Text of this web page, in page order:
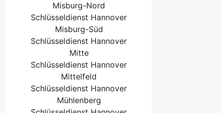
Misburg-Nord
Schlüsseldienst Hannover
Misburg-Süd
Schlüsseldienst Hannover
Mitte
Schlüsseldienst Hannover
Mittelfeld
Schlüsseldienst Hannover
Mühlenberg